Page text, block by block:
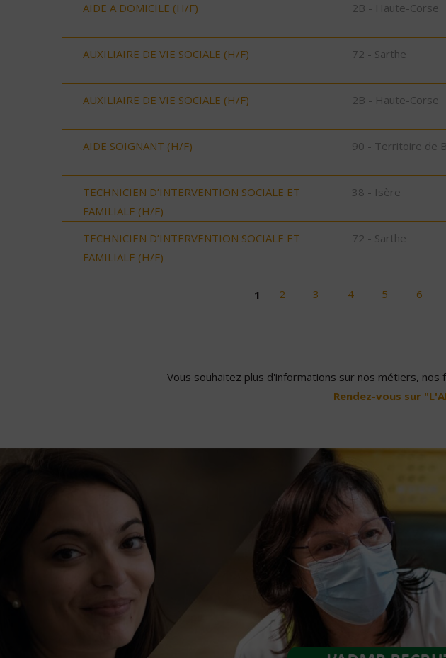
AIDE A DOMICILE (H/F) 2B - Haute-Corse
AUXILIAIRE DE VIE SOCIALE (H/F) 72 - Sarthe
AUXILIAIRE DE VIE SOCIALE (H/F) 2B - Haute-Corse
AIDE SOIGNANT (H/F) 90 - Territoire de
TECHNICIEN D’INTERVENTION SOCIALE ET
FAMILIALE (H/F)
38 - Isère
TECHNICIEN D’INTERVENTION SOCIALE ET
FAMILIALE (H/F)
72 - Sarthe
1 2 3 4 5 6
Vous souhaitez plus d'informations sur nos métiers,
Rendez-vous sur